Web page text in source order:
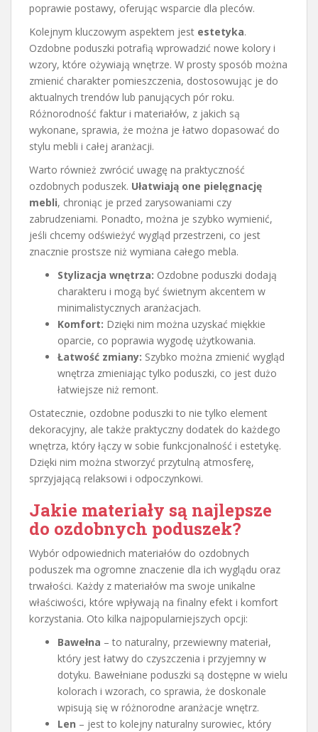
poprawie postawy, oferując wsparcie dla pleców.
Kolejnym kluczowym aspektem jest estetyka.
Ozdobne poduszki potrafią wprowadzić nowe kolory i
wzory, które ożywiają wnętrze. W prosty sposób można
zmienić charakter pomieszczenia, dostosowując je do
aktualnych trendów lub panujących pór roku.
Różnorodność faktur i materiałów, z jakich są
wykonane, sprawia, że można je łatwo dopasować do
stylu mebli i całej aranżacji.
Warto również zwrócić uwagę na praktyczność
ozdobnych poduszek. Ułatwiają one pielęgnację
mebli, chroniąc je przed zarysowaniami czy
zabrudzeniami. Ponadto, można je szybko wymienić,
jeśli chcemy odświeżyć wygląd przestrzeni, co jest
znacznie prostsze niż wymiana całego mebla.
Stylizacja wnętrza: Ozdobne poduszki dodają
charakteru i mogą być świetnym akcentem w
minimalistycznych aranżacjach.
Komfort: Dzięki nim można uzyskać miękkie
oparcie, co poprawia wygodę użytkowania.
Łatwość zmiany: Szybko można zmienić wygląd
wnętrza zmieniając tylko poduszki, co jest dużo
łatwiejsze niż remont.
Ostatecznie, ozdobne poduszki to nie tylko element
dekoracyjny, ale także praktyczny dodatek do każdego
wnętrza, który łączy w sobie funkcjonalność i estetykę.
Dzięki nim można stworzyć przytulną atmosferę,
sprzyjającą relaksowi i odpoczynkowi.
Jakie materiały są najlepsze
do ozdobnych poduszek?
Wybór odpowiednich materiałów do ozdobnych
poduszek ma ogromne znaczenie dla ich wyglądu oraz
trwałości. Każdy z materiałów ma swoje unikalne
właściwości, które wpływają na finalny efekt i komfort
korzystania. Oto kilka najpopularniejszych opcji:
Bawełna – to naturalny, przewiewny materiał,
który jest łatwy do czyszczenia i przyjemny w
dotyku. Bawełniane poduszki są dostępne w wielu
kolorach i wzorach, co sprawia, że doskonale
wpisują się w różnorodne aranżacje wnętrz.
Len – jest to kolejny naturalny surowiec, który